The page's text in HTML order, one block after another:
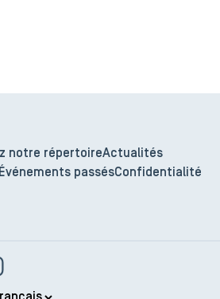
notre répertoireActualités
Événements passésConfidentialité